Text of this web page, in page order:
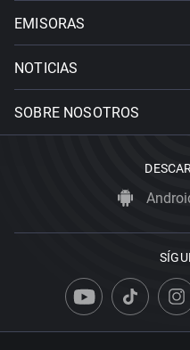
EMISORAS
NOTICIAS
SOBRE NOSOTROS